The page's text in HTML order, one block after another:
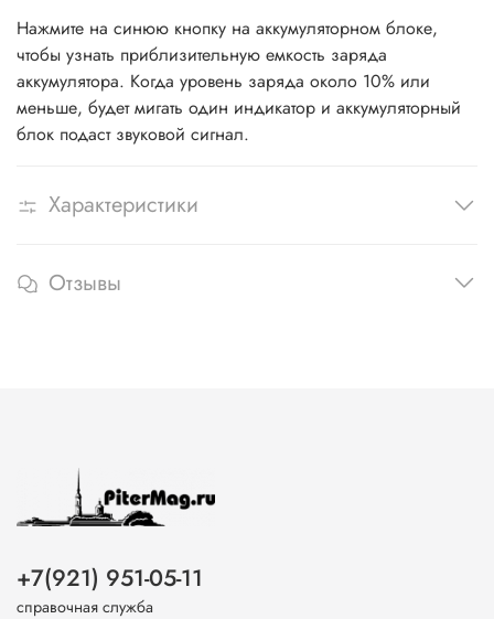
Нажмите на синюю кнопку на аккумуляторном блоке,
чтобы узнать приблизительную емкость заряда
аккумулятора. Когда уровень заряда около 10% или
меньше, будет мигать один индикатор и аккумуляторный
блок подаст звуковой сигнал.
Характеристики
Отзывы
+7(921) 951-05-11
справочная служба